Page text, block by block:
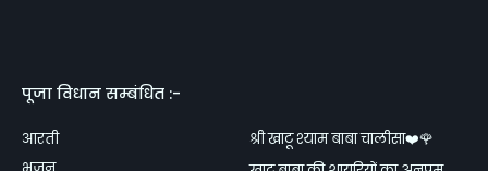
पूजा विधान सम्बंधित :-
आरती
श्री खाटू श्याम बाबा चालीसा❤️🌹